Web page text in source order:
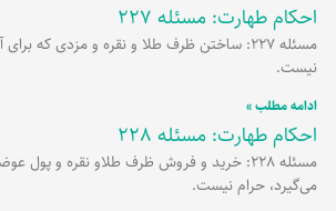
احکام طهارت: مسئله 227
مسئله 227: ساختن ظرف طلا و نقره و مزدی که
نیست.
ادامه مطلب »
احکام طهارت: مسئله 228
مسئله 228: خرید و فروش ظرف طلاو نقره و
می‌گیرد، حرام نیست.